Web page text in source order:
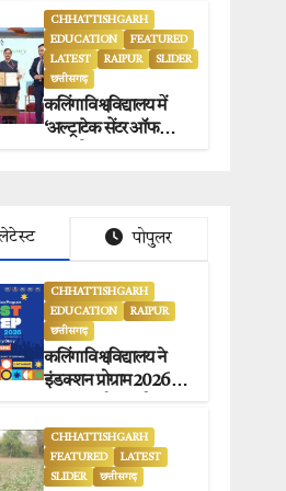
CHHATTISHGARH
EDUCATION
FEATURED
LATEST
RAIPUR
SLIDER
छत्तीसगढ़
कलिंगा विश्वविद्यालय में
‘अल्ट्राटेक सेंटर ऑफ
पोपुलर
CHHATTISHGARH
EDUCATION
RAIPUR
छत्तीसगढ़
कलिंगा विश्वविद्यालय ने
इंडक्शन प्रोग्राम 2026 का
किया.
CHHATTISHGARH
FEATURED
LATEST
SLIDER
छत्तीसगढ़